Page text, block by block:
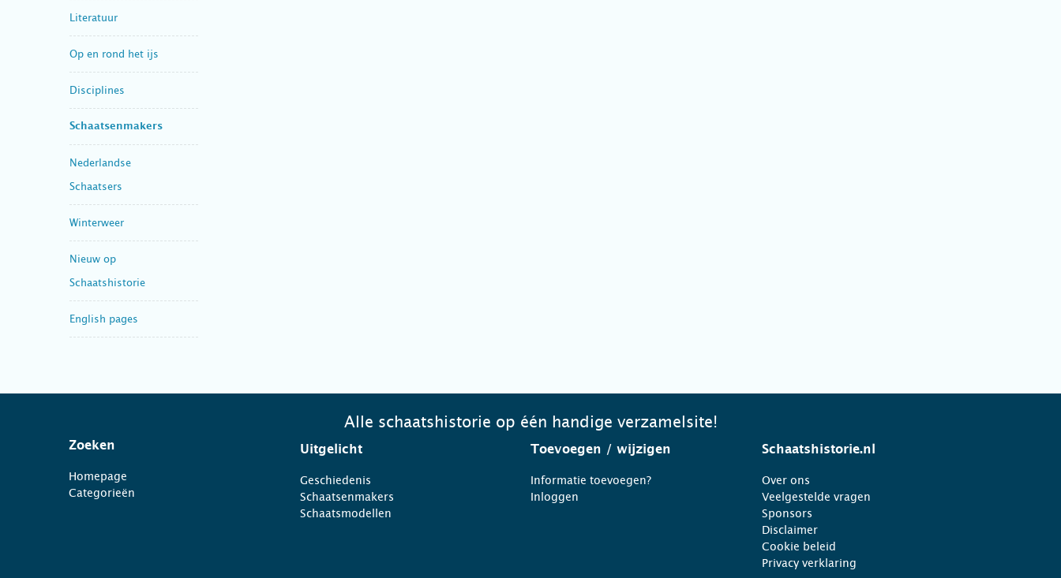
Literatuur
Op en rond het ijs
Disciplines
Schaatsenmakers
Nederlandse
Schaatsers
Winterweer
Nieuw op
Schaatshistorie
English pages
Alle schaatshistorie op één handige verzamelsite!
Zoeken
Homepage
Categorieën
Uitgelicht
Geschiedenis
Schaatsenmakers
Schaatsmodellen
Toevoegen / wijzigen
Informatie toevoegen?
Inloggen
Schaatshistorie.nl
Over ons
Veelgestelde vragen
Sponsors
Disclaimer
Cookie beleid
Privacy verklaring